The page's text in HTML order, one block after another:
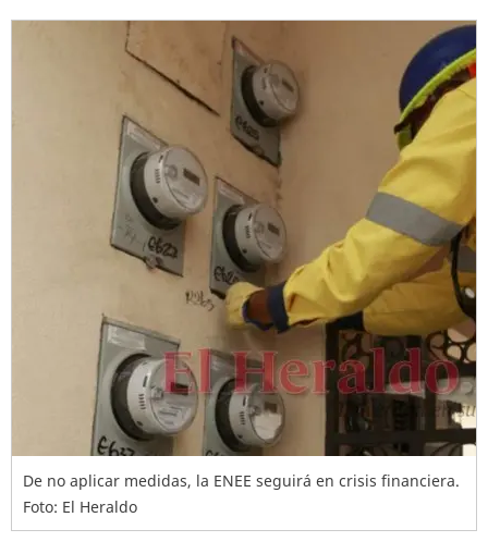
De no aplicar medidas, la ENEE seguirá en crisis financiera.
Foto: El Heraldo